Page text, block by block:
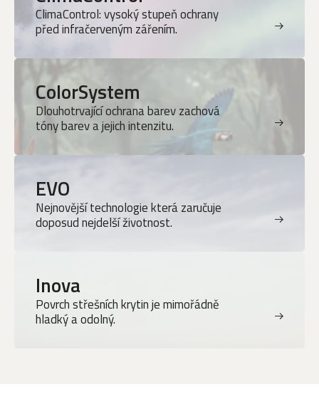
ClimaControl: vysoký stupeň ochrany
před infračerveným zářením.
ColorSystem
Dlouhotrvající ochrana barev zachová
tóny barev a jejich intenzitu.
EVO
Nejnovější technologie která zaručuje
doposud nejdelší životnost.
Inova
Povrch střešních krytin je mimořádně
hladký a odolný.